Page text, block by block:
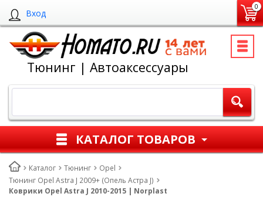
Вход
0
Тюнинг | Автоаксессуары
КАТАЛОГ ТОВАРОВ
Каталог Тюнинг
Opel
Тюнинг Opel Astra J 2009+ (Опель Астра J)
Коврики Opel Astra J 2010-2015 | Norplast